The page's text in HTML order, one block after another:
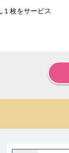
枚をサービス